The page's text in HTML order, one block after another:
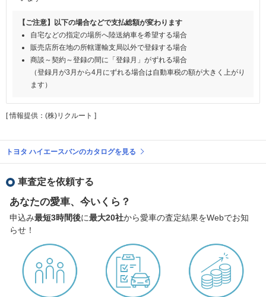
【ご注意】以下の場合などで支払総額が変わります
自宅などの指定の場所へ陸送納車を希望する場合
販売店所在地の所轄運輸支局以外で登録する場合
商談～契約～登録の間に「登録月」がずれる場合
（登録月が3月から4月にずれる場合は自動車税の額が大きく上がり
ます）
[ 情報提供：(株)リクルート ]
トヨタ ハイエースバンのカタログを見る
車査定を依頼する
あなたの愛車、今いくら？
申込み最短3時間後に最大20社から愛車の査定結果をWebでお知
らせ！